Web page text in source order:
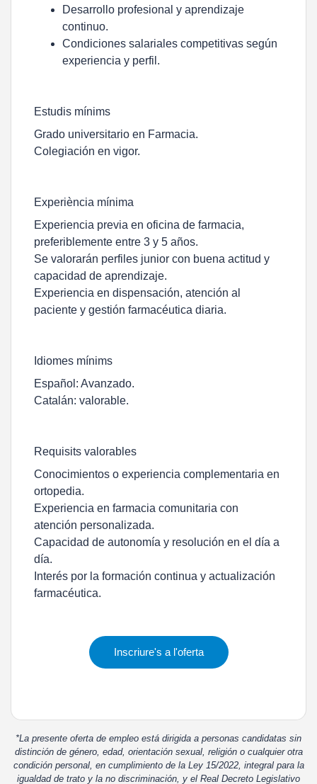
Desarrollo profesional y aprendizaje
continuo.
Condiciones salariales competitivas según
experiencia y perfil.
Estudis mínims
Grado universitario en Farmacia.
Colegiación en vigor.
Experiència mínima
Experiencia previa en oficina de farmacia,
preferiblemente entre 3 y 5 años.
Se valorarán perfiles junior con buena actitud y
capacidad de aprendizaje.
Experiencia en dispensación, atención al
paciente y gestión farmacéutica diaria.
Idiomes mínims
Español: Avanzado.
Catalán: valorable.
Requisits valorables
Conocimientos o experiencia complementaria en
ortopedia.
Experiencia en farmacia comunitaria con
atención personalizada.
Capacidad de autonomía y resolución en el día a
día.
Interés por la formación continua y actualización
farmacéutica.
Inscriure's a l'oferta
*La presente oferta de empleo está dirigida a personas candidatas sin
distinción de género, edad, orientación sexual, religión o cualquier otra
condición personal, en cumplimiento de la Ley 15/2022, integral para la
igualdad de trato y la no discriminación, y el Real Decreto Legislativo